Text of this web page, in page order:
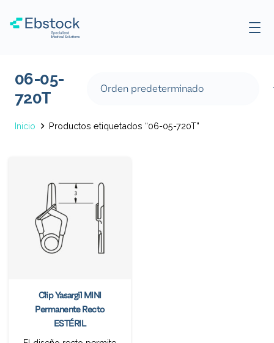
06-05-
720T
Inicio Productos etiquetados “06-05-720T”
Clip Yasargil MINI
Permanente Recto
ESTÉRIL